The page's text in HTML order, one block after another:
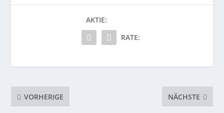
AKTIE:
RATE:
VORHERIGE NÄCHSTE